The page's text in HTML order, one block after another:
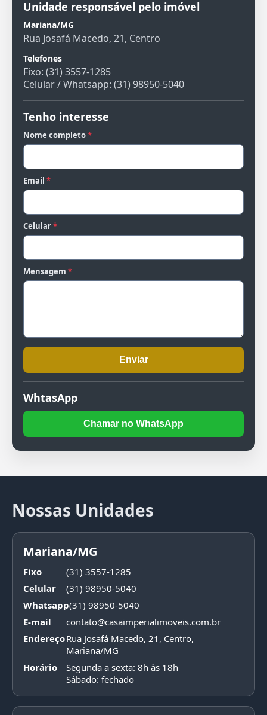
Unidade responsável pelo imóvel
Mariana/MG
Rua Josafá Macedo, 21, Centro
Telefones
Fixo: (31) 3557-1285
Celular / Whatsapp: (31) 98950-5040
Tenho interesse
Nome completo*
Email *
Celular*
Mensagem *
Enviar
WhtasApp
Chamar no WhatsApp
Nossas Unidades
Mariana/MG
Fixo
(31) 3557-1285
Celular
(31) 98950-5040
Whatsapp(31) 98950-5040
E-mail
contato@casaimperialimoveis.com.br
EndereçoRua Josafá Macedo, 21, Centro,
Mariana/MG
Horário
Segunda a sexta: 8h às 18h
Sábado: fechado